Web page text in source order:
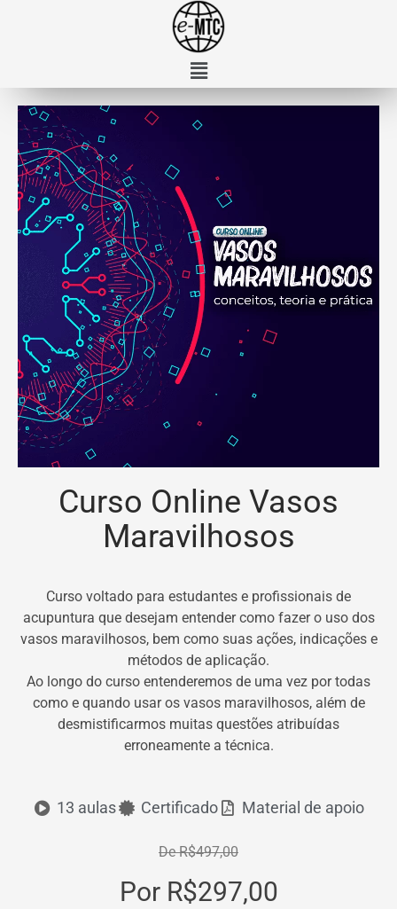
Curso Online Vasos
Maravilhosos
Curso voltado para estudantes e profissionais de
acupuntura que desejam entender como fazer o uso dos
vasos maravilhosos, bem como suas ações, indicações e
métodos de aplicação.
Ao longo do curso entenderemos de uma vez por todas
como e quando usar os vasos maravilhosos, além de
desmistificarmos muitas questões atribuídas
erroneamente a técnica.
13 aulas Certificado Material de apoio
De R$497,00
Por R$297,00